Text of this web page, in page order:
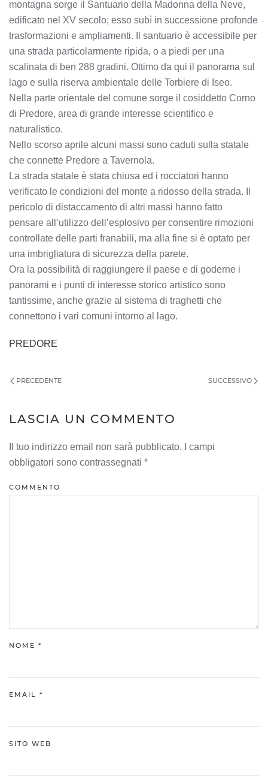
montagna sorge il Santuario della Madonna della Neve,
edificato nel XV secolo; esso subì in successione profonde
trasformazioni e ampliamenti. Il santuario è accessibile per
una strada particolarmente ripida, o a piedi per una
scalinata di ben 288 gradini. Ottimo da qui il panorama sul
lago e sulla riserva ambientale delle Torbiere di Iseo.
Nella parte orientale del comune sorge il cosiddetto Corno
di Predore, area di grande interesse scientifico e
naturalistico.
Nello scorso aprile alcuni massi sono caduti sulla statale
che connette Predore a Tavernola.
La strada statale è stata chiusa ed i rocciatori hanno
verificato le condizioni del monte a ridosso della strada. Il
pericolo di distaccamento di altri massi hanno fatto
pensare all’utilizzo dell’esplosivo per consentire rimozioni
controllate delle parti franabili, ma alla fine si è optato per
una imbrigliatura di sicurezza della parete.
Ora la possibilità di raggiungere il paese e di goderne i
panorami e i punti di interesse storico artistico sono
tantissime, anche grazie al sistema di traghetti che
connettono i vari comuni intorno al lago.
PREDORE
PRECEDENTE SUCCESSIVO
LASCIA UN COMMENTO
Il tuo indirizzo email non sarà pubblicato. I campi
obbligatori sono contrassegnati *
COMMENTO
NOME *
EMAIL *
SITO WEB